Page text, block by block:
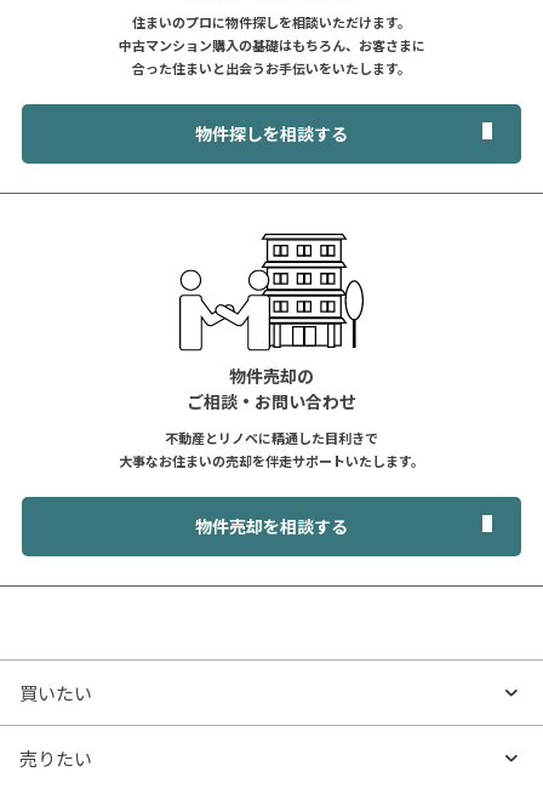
住まいのプロに物件探しを相談いただけます。
中古マンション購入の基礎はもちろん、お客さまに
合った住まいと出会うお手伝いをいたします。
物件探しを相談する
物件売却の
ご相談・お問い合わせ
不動産とリノベに精通した目利きで
大事なお住まいの売却を伴走サポートいたします。
物件売却を相談する
買いたい
買いたいTOP
売りたい